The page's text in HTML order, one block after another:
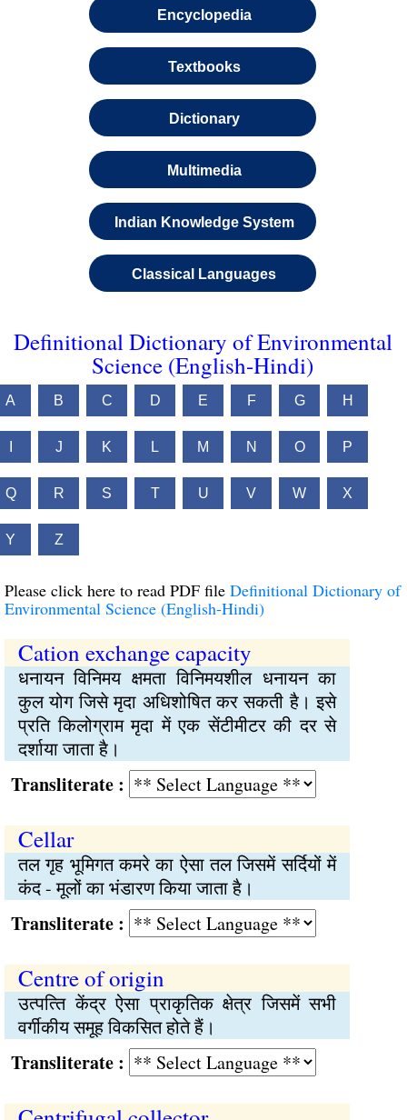
Encyclopedia
Textbooks
Dictionary
Multimedia
Indian Knowledge System
Classical Languages
Definitional Dictionary of Environmental
Science (English-Hindi)
A B C D E F G H
J K L M N O P
Q R S T U V W X
Y Z
Please click here to read PDF file Definitional Dictionary of
Environmental Science (English-Hindi)
Cation exchange capacity
धनायन विनिमय क्षमता विनिमयशील धनायन का
कुल योग जिसे मृदा अधिशोषित कर सकती है। इसे
प्रति किलोग्राम मृदा में एक सेंटीमीटर की दर से
दर्शाया जाता है।
:
Cellar
तल गृह भूमिगत कमरे का ऐसा तल जिसमें सर्दियों में
कंद - मूलों का भंडारण किया जाता है।
:
Centre of origin
उत्पत्‍ति केंद्र ऐसा प्राकृतिक क्षेत्र जिसमें सभी
वर्गीकीय समूह विकसित होते हैं।
: